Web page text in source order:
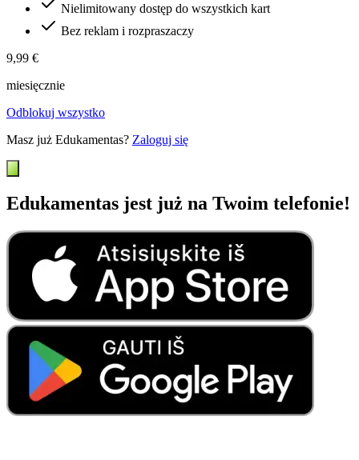
Nielimitowany dostęp do wszystkich kart
Bez reklam i rozpraszaczy
9,99 €
miesięcznie
Odblokuj wszystko
Masz już Edukamentas? Zaloguj się
Edukamentas jest już na Twoim telefonie!